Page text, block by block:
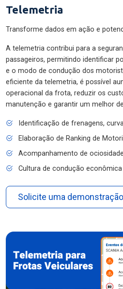
Telemetria
Transforme dados em ação e
A telemetria contribui para a
passageiros, permitindo identificar
e o modo de condução dos
eficiente da telemetria, é possível
operacional da frota, reduzir os
manutenção e garantir um melhor
Identificação de frenagens,
Elaboração de Ranking de
Acompanhamento de
Cultura de condução econômica
Solicite uma demonstração